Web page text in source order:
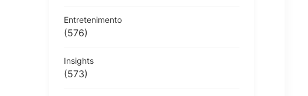
Entretenimento
(576)
Insights
(573)